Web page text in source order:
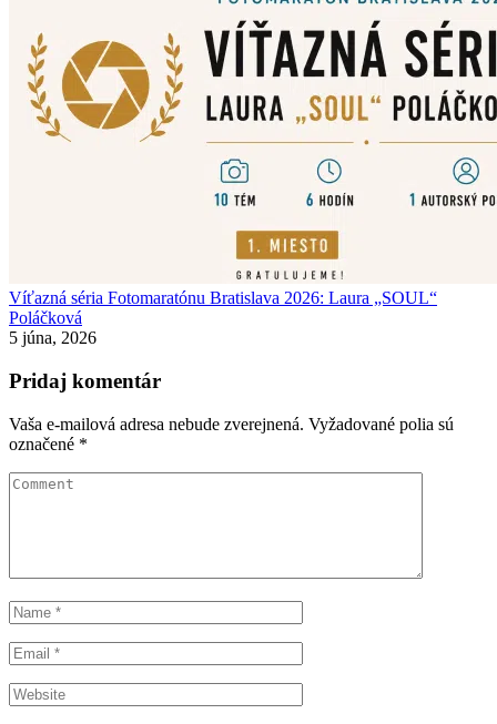
Víťazná séria Fotomaratónu Bratislava 2026: Laura „SOUL“
Poláčková
5 júna, 2026
Pridaj komentár
Vaša e-mailová adresa nebude zverejnená. Vyžadované polia sú
označené *